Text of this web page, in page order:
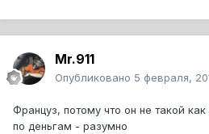
Mr.911
Опубликовано 5 февраля,
Француз, потому что он не такой
по деньгам - разумно